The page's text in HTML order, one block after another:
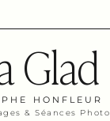
Glad
HONFLEUR
& Séances Photo